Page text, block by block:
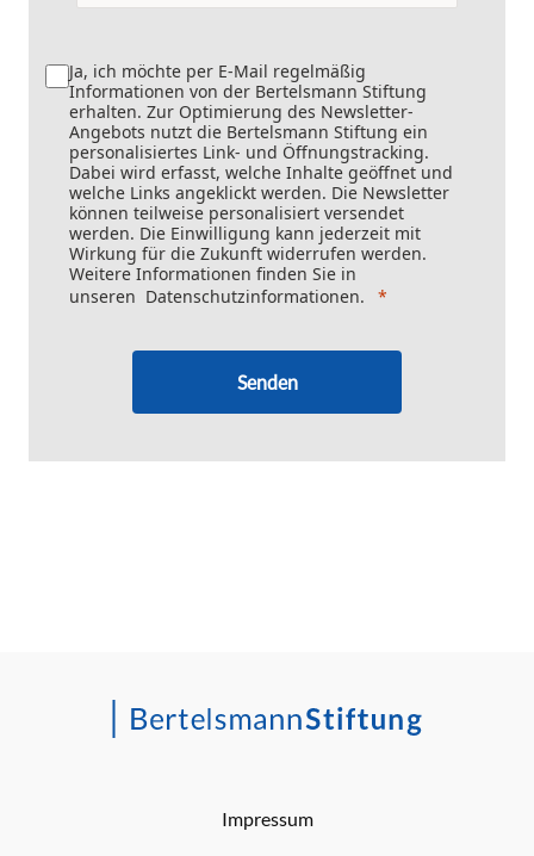
Ja, ich möchte per E-Mail regelmäßig
Informationen von der Bertelsmann Stiftung
erhalten. Zur Optimierung des Newsletter-
Angebots nutzt die Bertelsmann Stiftung ein
personalisiertes Link- und Öffnungstracking.
Dabei wird erfasst, welche Inhalte geöffnet und
welche Links angeklickt werden. Die Newsletter
können teilweise personalisiert versendet
werden. Die Einwilligung kann jederzeit mit
Wirkung für die Zukunft widerrufen werden.
Weitere Informationen finden Sie in
unseren Datenschutzinformationen.
Senden
Impressum